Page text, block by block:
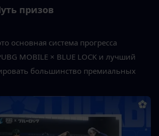
призов
основная система прогресса
MOBILE × BLUE LOCK и лучший
большинство премиальных